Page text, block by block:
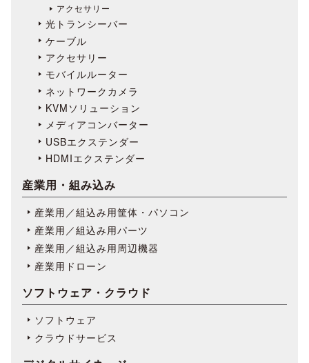
アクセサリー
光トランシーバー
ケーブル
アクセサリー
モバイルルーター
ネットワークカメラ
KVMソリューション
メディアコンバーター
USBエクステンダー
HDMIエクステンダー
産業用・組み込み
産業用／組込み用筐体・パソコン
産業用／組込み用パーツ
産業用／組込み用周辺機器
産業用ドローン
ソフトウェア・クラウド
ソフトウェア
クラウドサービス